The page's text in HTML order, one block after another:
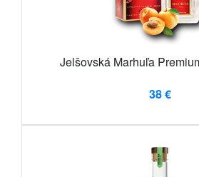
Jelšovská Marhuľa
38 €